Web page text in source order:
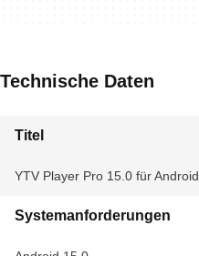
Technische Daten
Titel
YTV Player Pro 15.0 für Android
Systemanforderungen